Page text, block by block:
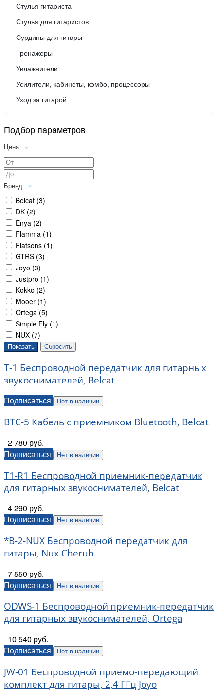
Стулья гитариста
Стулья для гитаристов
Сурдины для гитары
Тренажеры
Увлажнители
Усилители, кабинеты, комбо, процессоры
Уход за гитарой
Подбор параметров
Цена
Бренд
Belcat (3)
DK (2)
Enya (2)
Flamma (1)
Flatsons (1)
GTRS (3)
Joyo (3)
Justpro (1)
Kokko (2)
Mooer (1)
Ortega (5)
Simple Fly (1)
NUX (7)
T-1 Беспроводной передатчик для гитарных
звукоснимателей, Belcat
Подписаться Нет в наличии
BTC-5 Кабель с приемником Bluetooth, Belcat
2 780 руб.
Подписаться
Нет в наличии
T1-R1 Беспроводной приемник-передатчик
для гитарных звукоснимателей, Belcat
4 290 руб.
Подписаться
Нет в наличии
*B-2-NUX Беспроводной передатчик для
гитары, Nux Cherub
7 550 руб.
Подписаться
Нет в наличии
ODWS-1 Беспроводной приемник-передатчик
для гитарных звукоснимателей, Ortega
10 540 руб.
Подписаться
Нет в наличии
JW-01 Беспроводной приемо-передающий
комплект для гитары, 2,4 ГГц Joyo